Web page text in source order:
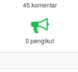
45 komentar
0 pengikut